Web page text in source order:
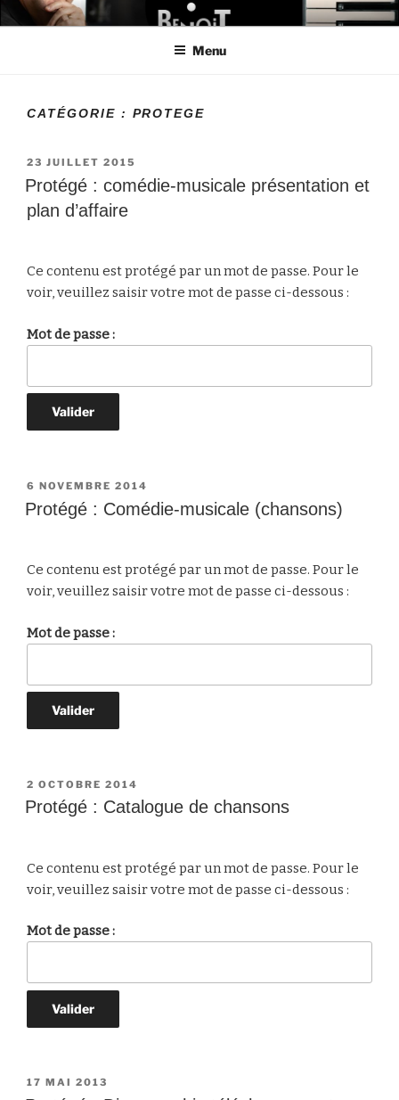
Aller
au
LE MONDE DE BENOIT
Créateur de projets
Menu
CATÉGORIE : PROTEGE
PUBLIÉ
LE
23 JUILLET 2015
Protégé : comédie-musicale présentation et
plan d’affaire
Ce contenu est protégé par un mot de passe. Pour le
voir, veuillez saisir votre mot de passe ci-dessous :
Mot de passe :
PUBLIÉ
LE
6 NOVEMBRE 2014
Protégé : Comédie-musicale (chansons)
Ce contenu est protégé par un mot de passe. Pour le
voir, veuillez saisir votre mot de passe ci-dessous :
Mot de passe :
PUBLIÉ
LE
2 OCTOBRE 2014
Protégé : Catalogue de chansons
Ce contenu est protégé par un mot de passe. Pour le
voir, veuillez saisir votre mot de passe ci-dessous :
Mot de passe :
PUBLIÉ
17 MAI 2013